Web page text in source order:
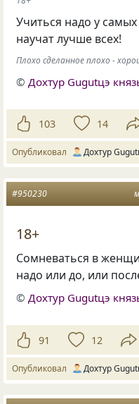
Учиться надо у
научат лучше всех!
Плохо сделанное плохо -
© Дохтур Gugutцэ
103 14
Опубликовал Дохтур
#950230
18+
Сомневаться в
надо или до, или
©Дохтур Gugutцэ
91 12
Опубликовал Дохтур